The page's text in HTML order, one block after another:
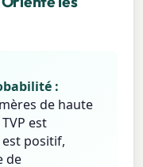
:
de haute
est
positif,
de